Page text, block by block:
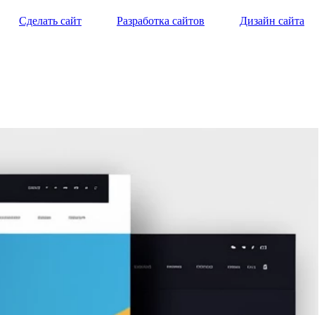
Сделать сайт Разработка сайтов Дизайн сайта